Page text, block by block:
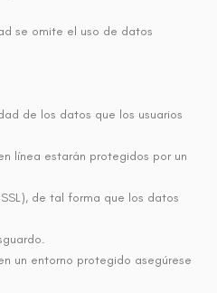
se omite el uso de datos
de los datos que los usuarios
línea estarán protegidos por un
de tal forma que los datos
un entorno protegido asegúrese